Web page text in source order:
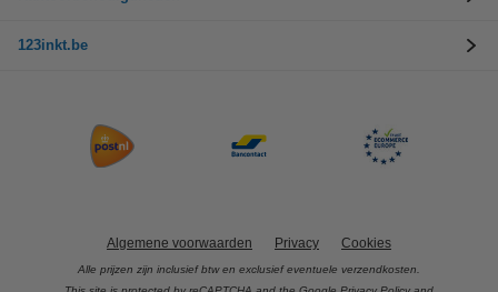
123inkt.be
Algemene voorwaarden Privacy Cookies
Alle prijzen zijn inclusief btw en exclusief eventuele verzendkosten.